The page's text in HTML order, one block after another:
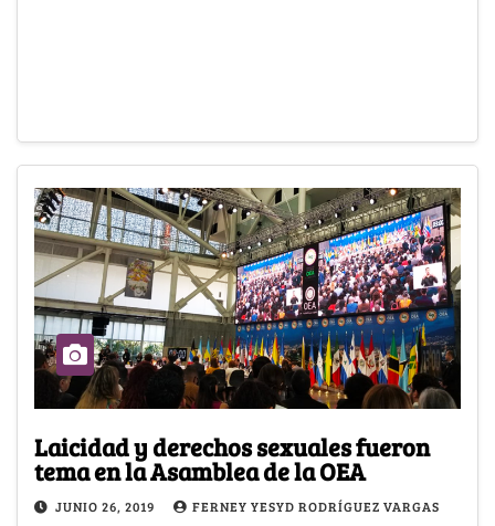
Laicidad y derechos sexuales fueron
tema en la Asamblea de la OEA
JUNIO 26, 2019 FERNEY YESYD RODRÍGUEZ VARGAS